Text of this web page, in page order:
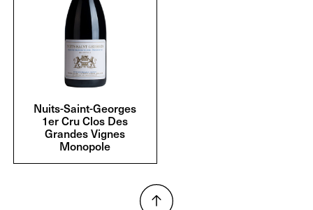
Nuits-Saint-Georges
1er Cru Clos Des
Grandes Vignes
Monopole